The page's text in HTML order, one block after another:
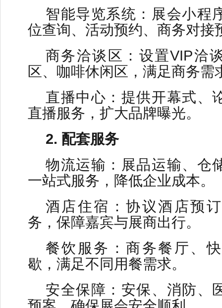
智能导览系统：展会小程
位查询、活动预约、商务对接
商务洽谈区：设置VIP洽
区、咖啡休闲区，满足商务需
直播中心：提供开幕式、
直播服务，扩大品牌曝光。
2. 配套服务
物流运输：展品运输、仓
一站式服务，降低企业成本。
酒店住宿：协议酒店预
务，保障嘉宾与展商出行。
餐饮服务：商务餐厅、
歇，满足不同用餐需求。
安全保障：安保、消防、